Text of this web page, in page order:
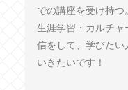
での講座を受け持つ。
生涯学習・カルチャ
信をして、学びたい
いきたいです！